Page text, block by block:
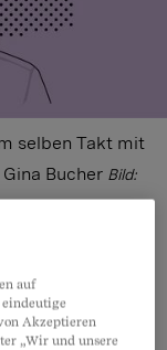
selben Takt mit
Bucher Bild:
auf
eindeutige
Akzeptieren
„Wir und unsere